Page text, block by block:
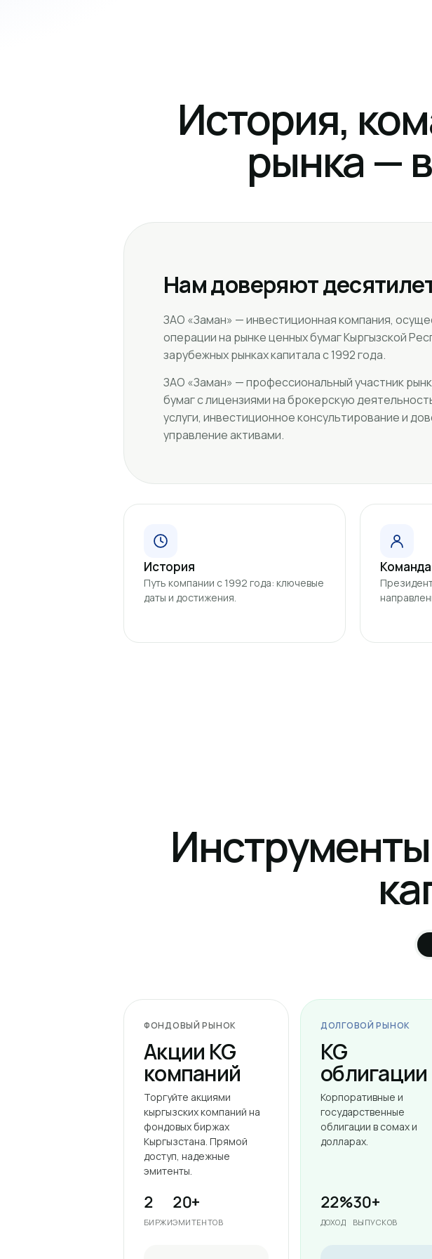
История,
рынка —
Нам доверяют
ЗАО «Заман» — инвестиционная компания,
операции на рынке ценных бумаг Кыргызской
зарубежных рынках капитала с 1992 года.
ЗАО «Заман» — профессиональный участник
бумаг с лицензиями на брокерскую
услуги, инвестиционное консультирование и
управление активами.
История
Путь компании с 1992 года: ключевые
даты и достижения.
Команда
ФОНДОВЫЙ РЫНОК
Акции KG
компаний
Торгуйте акциями
кыргызских компаний на
фондовых биржах
Кыргызстана. Прямой
доступ, надежные
эмитенты.
2
БИРЖИ
20+
ЭМИТЕНТОВ
ДОЛГОВОЙ РЫНОК
KG
облигации
Корпоративные и
государственные
облигации в сомах и
долларах.
22%
ДОХОД
30+
ВЫПУСКОВ